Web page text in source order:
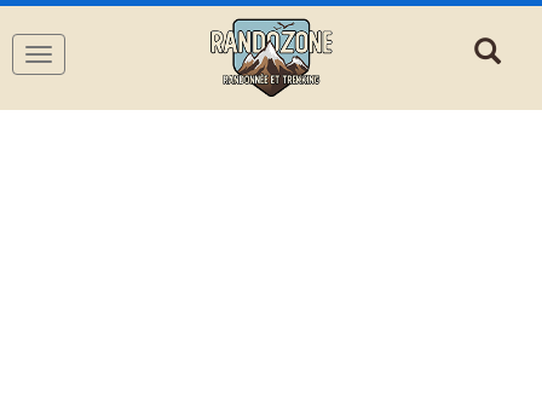
Navigation